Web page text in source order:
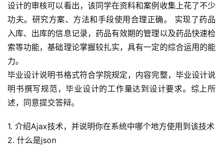
设计的审核可以看出，该同学在资料和案例收集上花了不少
功夫。研究方案、方法和手段使用合理正确。 实现了药品
入库、出库的信息记录，药品有效期的管理以及药品快速检
索等功能，基础理论掌握较扎实，具有一定的综合运用的能
力。
毕业设计说明书格式符合学院规定，内容完整，毕业设计说
明书撰写规范，毕业设计的工作量达到设计要求。综上所
述，同意提交答辩。
1. 介绍Ajax技术，并说明你在系统中哪个地方使用到该技术
2. 什么是json